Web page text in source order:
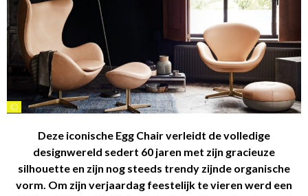
©
Deze iconische Egg Chair verleidt de volledige
designwereld sedert 60 jaren met zijn gracieuze
silhouette en zijn nog steeds trendy zijnde organische
vorm. Om zijn verjaardag feestelijk te vieren werd een